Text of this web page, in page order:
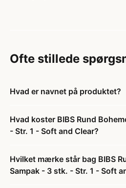
Ofte stillede
Hvad er navnet på produktet?
Hvad koster BIBS Rund
- Str. 1 - Soft and Clear?
Hvilket mærke står bag BIBS
Sampak - 3 stk. - Str. 1 - Soft